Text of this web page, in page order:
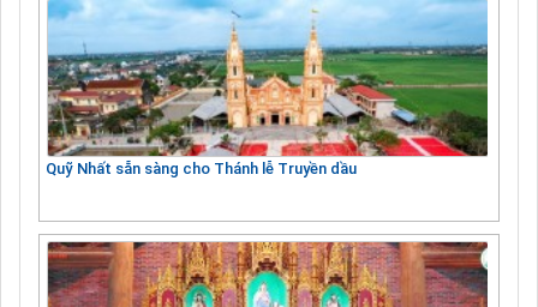
Quỹ Nhất sẵn sàng cho Thánh lễ Truyền dầu